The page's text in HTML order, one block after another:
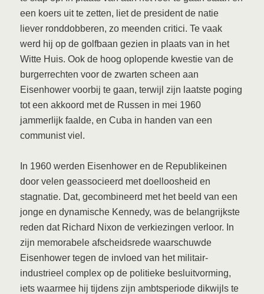
een koers uit te zetten, liet de president de natie
liever ronddobberen, zo meenden critici. Te vaak
werd hij op de golfbaan gezien in plaats van in het
Witte Huis. Ook de hoog oplopende kwestie van de
burgerrechten voor de zwarten scheen aan
Eisenhower voorbij te gaan, terwijl zijn laatste poging
tot een akkoord met de Russen in mei 1960
jammerlijk faalde, en Cuba in handen van een
communist viel.
In 1960 werden Eisenhower en de Republikeinen
door velen geassocieerd met doelloosheid en
stagnatie. Dat, gecombineerd met het beeld van een
jonge en dynamische Kennedy, was de belangrijkste
reden dat Richard Nixon de verkiezingen verloor. In
zijn memorabele afscheidsrede waarschuwde
Eisenhower tegen de invloed van het militair-
industrieel complex op de politieke besluitvorming,
iets waarmee hij tijdens zijn ambtsperiode dikwijls te